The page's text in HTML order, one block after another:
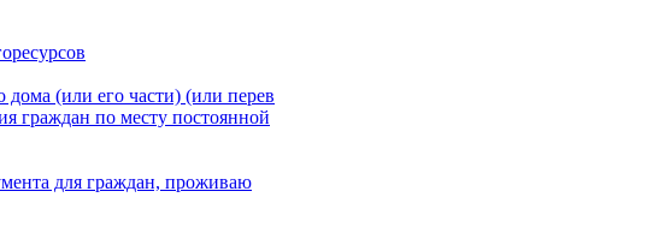
(или его части) (или перев
граждан по месту постоянной
для граждан, проживаю